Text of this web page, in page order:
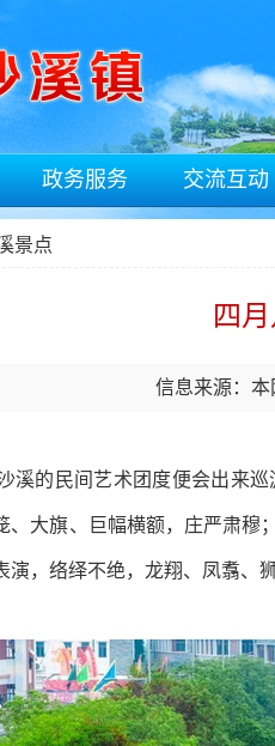
政务服务 交流互动
景点
四
信息来源：本
的民间艺术团度便会出来巡
、大旗、巨幅横额，庄严肃
演，络绎不绝，龙翔、凤翥、